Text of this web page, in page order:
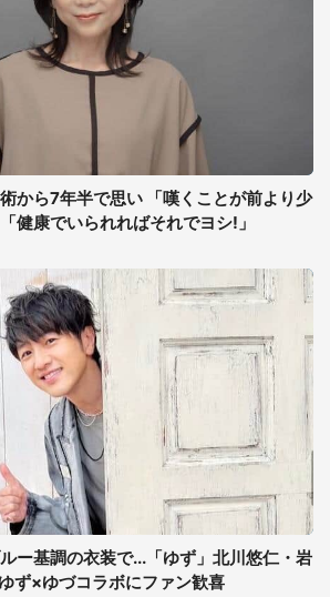
から7年半で思い 「嘆くことが前より少
健康でいられればそれでヨシ!」
ー基調の衣装で...「ゆず」北川悠仁・岩
ず×ゆづコラボにファン歓喜